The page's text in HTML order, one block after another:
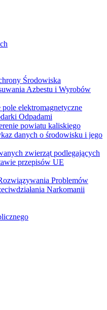
Środowiska
Azbestu i Wyrobów
elektromagnetyczne
Odpadami
powiatu kaliskiego
danych o środowisku i jego
zwierząt podlegających
przepisów UE
Problemów
Narkomanii